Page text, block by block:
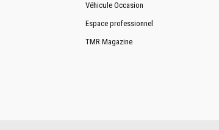
Véhicule Occasion
Espace professionnel
TMR Magazine